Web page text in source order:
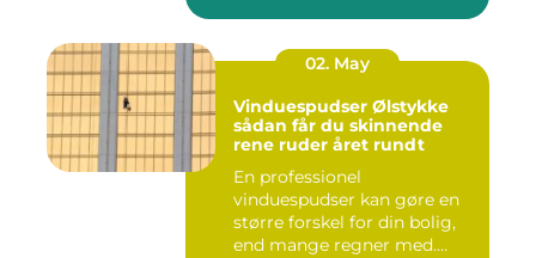
02. May
Vinduespudser Ølstykke
sådan får du skinnende
rene ruder året rundt
En professionel
vinduespudser kan gøre en
større forskel for din bolig,
end mange regner med.